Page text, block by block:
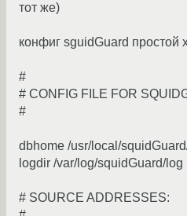
тот же)
конфиг sguidGuard простой
#
# CONFIG FILE FOR
#
dbhome /usr/local/
logdir /var/log/squidGuard/log
# SOURCE ADDRESSES: